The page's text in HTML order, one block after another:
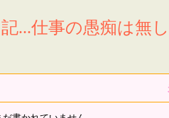
...仕事の愚痴は無